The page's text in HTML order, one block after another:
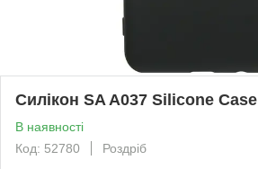
Силікон SA A037 Silicone Case
В наявності
Код: 52780
Роздріб